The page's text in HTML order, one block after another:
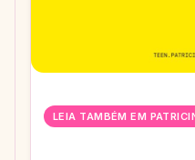
LEIA TAMBÉM EM